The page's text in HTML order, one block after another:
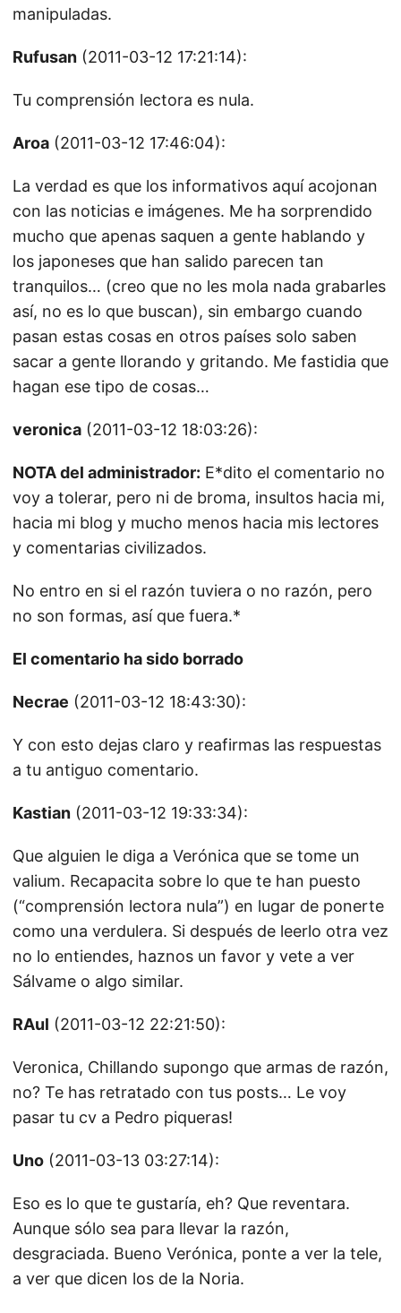
manipuladas.
Rufusan (2011-03-12 17:21:14):
Tu comprensión lectora es nula.
Aroa (2011-03-12 17:46:04):
La verdad es que los informativos aquí acojonan
con las noticias e imágenes. Me ha sorprendido
mucho que apenas saquen a gente hablando y
los japoneses que han salido parecen tan
tranquilos… (creo que no les mola nada grabarles
así, no es lo que buscan), sin embargo cuando
pasan estas cosas en otros países solo saben
sacar a gente llorando y gritando. Me fastidia que
hagan ese tipo de cosas…
veronica (2011-03-12 18:03:26):
NOTA del administrador: E*dito el comentario no
voy a tolerar, pero ni de broma, insultos hacia mi,
hacia mi blog y mucho menos hacia mis lectores
y comentarias civilizados.
No entro en si el razón tuviera o no razón, pero
no son formas, así que fuera.*
El comentario ha sido borrado
Necrae (2011-03-12 18:43:30):
Y con esto dejas claro y reafirmas las respuestas
a tu antiguo comentario.
Kastian (2011-03-12 19:33:34):
Que alguien le diga a Verónica que se tome un
valium. Recapacita sobre lo que te han puesto
(“comprensión lectora nula”) en lugar de ponerte
como una verdulera. Si después de leerlo otra vez
no lo entiendes, haznos un favor y vete a ver
Sálvame o algo similar.
RAul (2011-03-12 22:21:50):
Veronica, Chillando supongo que armas de razón,
no? Te has retratado con tus posts… Le voy
pasar tu cv a Pedro piqueras!
Uno (2011-03-13 03:27:14):
Eso es lo que te gustaría, eh? Que reventara.
Aunque sólo sea para llevar la razón,
desgraciada. Bueno Verónica, ponte a ver la tele,
a ver que dicen los de la Noria.